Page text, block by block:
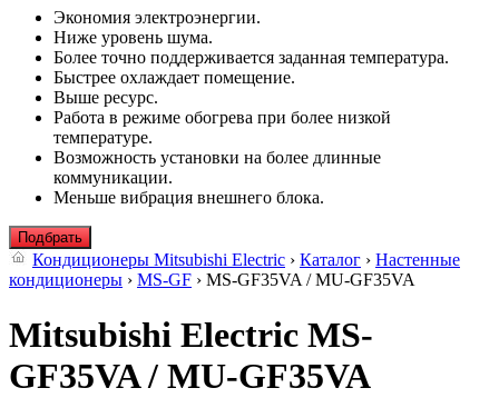
Экономия электроэнергии.
Ниже уровень шума.
Более точно поддерживается заданная температура.
Быстрее охлаждает помещение.
Выше ресурс.
Работа в режиме обогрева при более низкой
температуре.
Возможность установки на более длинные
коммуникации.
Меньше вибрация внешнего блока.
Подбрать
Кондиционеры Mitsubishi Electric › Каталог › Настенные
кондиционеры › MS-GF › MS-GF35VA / MU-GF35VA
Mitsubishi Electric MS-
GF35VA / MU-GF35VA